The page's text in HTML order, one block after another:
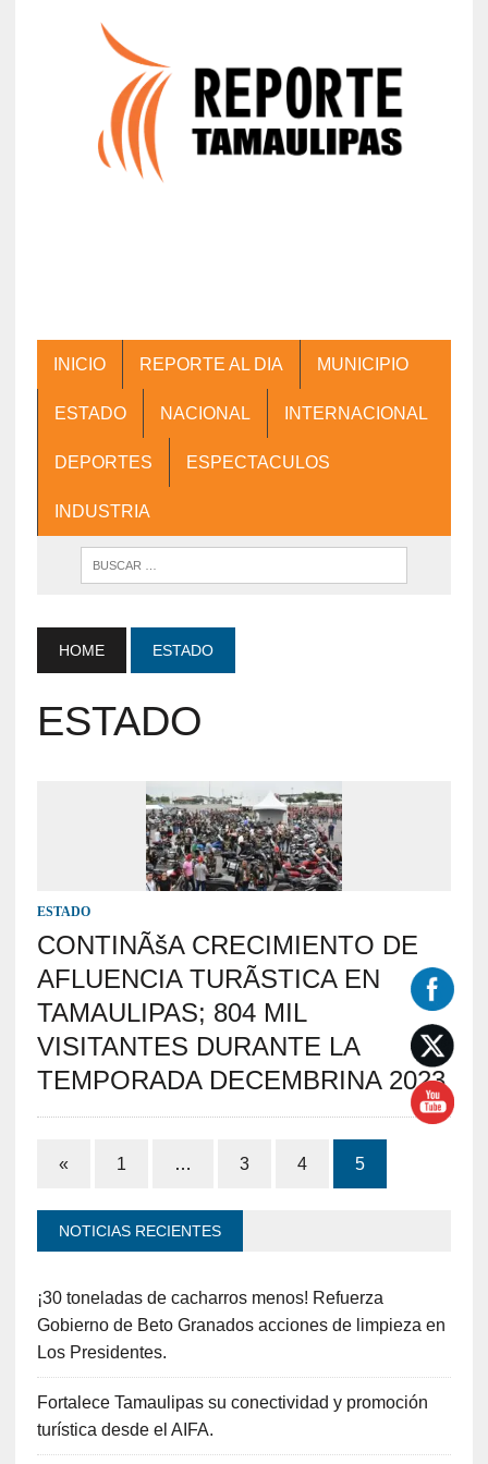
INICIO REPORTE AL DIA MUNICIPIO
ESTADO NACIONAL INTERNACIONAL
DEPORTES ESPECTACULOS
INDUSTRIA
HOME ESTADO
ESTADO
ESTADO
CONTINÃšA CRECIMIENTO DE
AFLUENCIA TURÃSTICA EN
TAMAULIPAS; 804 MIL
VISITANTES DURANTE LA
TEMPORADA DECEMBRINA 2023
« 1 … 3 4 5
NOTICIAS RECIENTES
¡30 toneladas de cacharros menos! Refuerza
Gobierno de Beto Granados acciones de limpieza en
Los Presidentes.
Fortalece Tamaulipas su conectividad y promoción
turística desde el AIFA.